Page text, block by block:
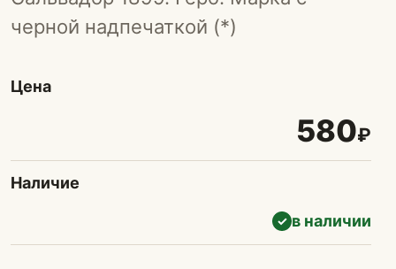
черной надпечаткой (*)
Цена
580₽
Наличие
✓ в наличии